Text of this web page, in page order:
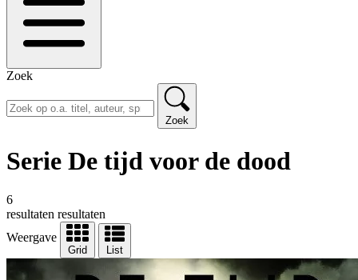
Zoek
Zoek
Serie De tijd voor de dood
6
resultaten resultaten
Weergave
Grid List